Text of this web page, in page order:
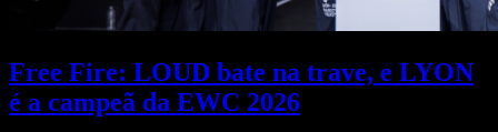
Free Fire: LOUD bate na trave, e LYON
é a campeã da EWC 2026